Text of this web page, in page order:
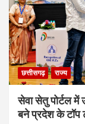
छत्तीसगढ़ राज्य
सेवा सेतु पोर्टल में
बने प्रदेश के टॉप